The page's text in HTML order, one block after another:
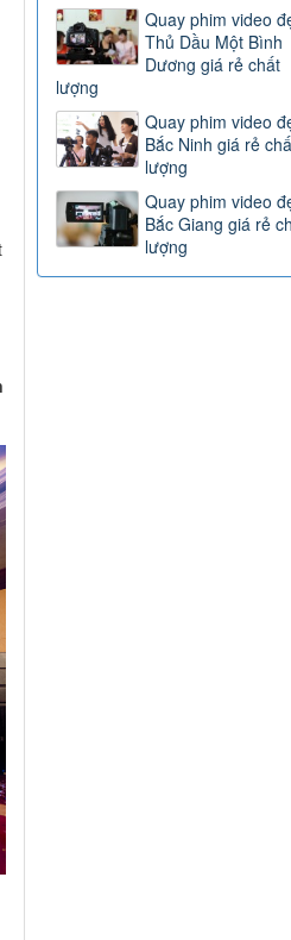
Quay phim video
Thủ Dầu Một Bình
Dương giá rẻ chất
lượng
Quay phim video
Bắc Ninh giá rẻ
lượng
Quay phim video
Bắc Giang giá rẻ
lượng